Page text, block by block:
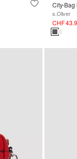
City-Bag
s.Oliver
CHF